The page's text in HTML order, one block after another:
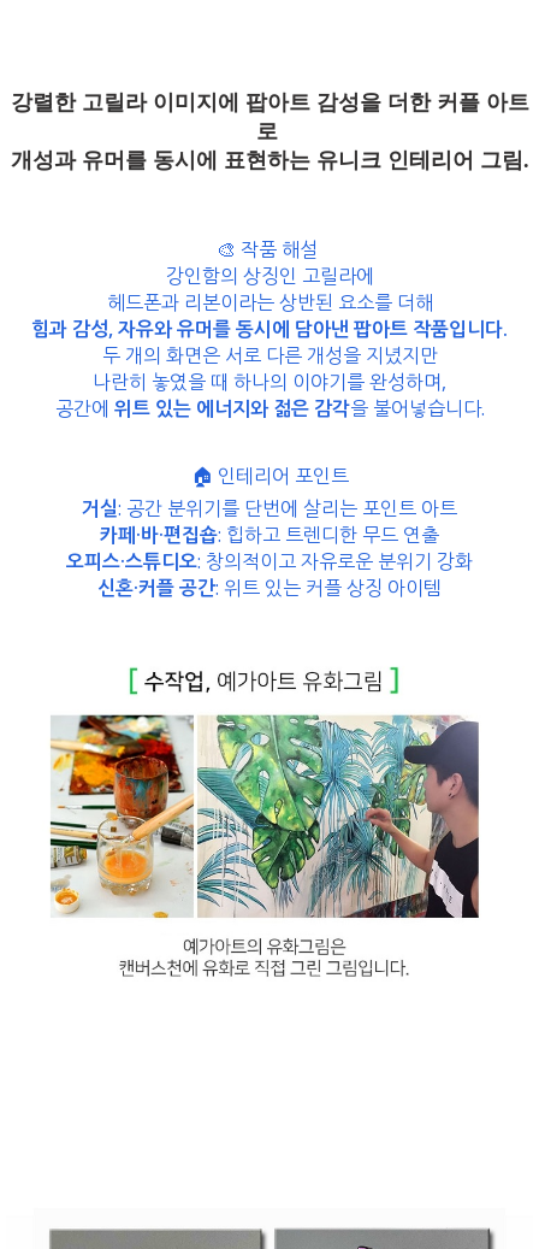
강렬한 고릴라 이미지에 팝아트 감성을 더한 커플 아트
로
개성과 유머를 동시에 표현하는 유니크 인테리어 그림.
🎨 작품 해설
강인함의 상징인 고릴라에
헤드폰과 리본이라는 상반된 요소를 더해
힘과 감성, 자유와 유머를 동시에 담아낸 팝아트 작품입니다.
두 개의 화면은 서로 다른 개성을 지녔지만
나란히 놓였을 때 하나의 이야기를 완성하며,
공간에 위트 있는 에너지와 젊은 감각을 불어넣습니다.
🏠 인테리어 포인트
거실: 공간 분위기를 단번에 살리는 포인트 아트
카페·바·편집숍: 힙하고 트렌디한 무드 연출
오피스·스튜디오: 창의적이고 자유로운 분위기 강화
신혼·커플 공간: 위트 있는 커플 상징 아이템